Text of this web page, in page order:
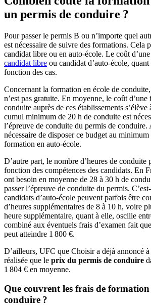
un permis de conduire ?
Pour passer le permis B ou n’importe quel
est nécessaire de suivre des formations. Cela
candidat libre ou en auto-école. Le coût
candidat libre ou candidat d’auto-école,
fonction des cas.
Concernant la formation en école de
n’est pas gratuite. En moyenne, le coût
conduite auprès de ces établissements
cumul minimum de 20 h de conduite est
l’épreuve de conduite du permis de
nécessaire de disposer ce budget au
formation en auto-école.
D’autre part, le nombre d’heures de conduite
fonction des compétences des candidats. En
ont besoin en moyenne de 28 à 30 h de
passer l’épreuve de conduite du permis.
candidats d’auto-école peuvent parfois être
d’heures supplémentaires de 8 à 10 h, voire
heure supplémentaire, quant à elle, oscille
combiné aux éventuels frais d’examen fait
peut atteindre 1 800 €.
D’ailleurs, UFC que Choisir a déjà annoncé à
réalisée que le prix du permis de conduire
1 804 € en moyenne.
Que couvrent les frais de
conduire ?